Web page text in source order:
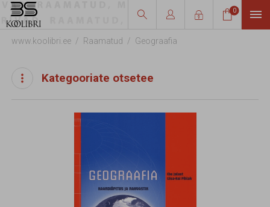
   0

www.koolibri.ee Raamatud Geograafia
Kategooriate otsetee